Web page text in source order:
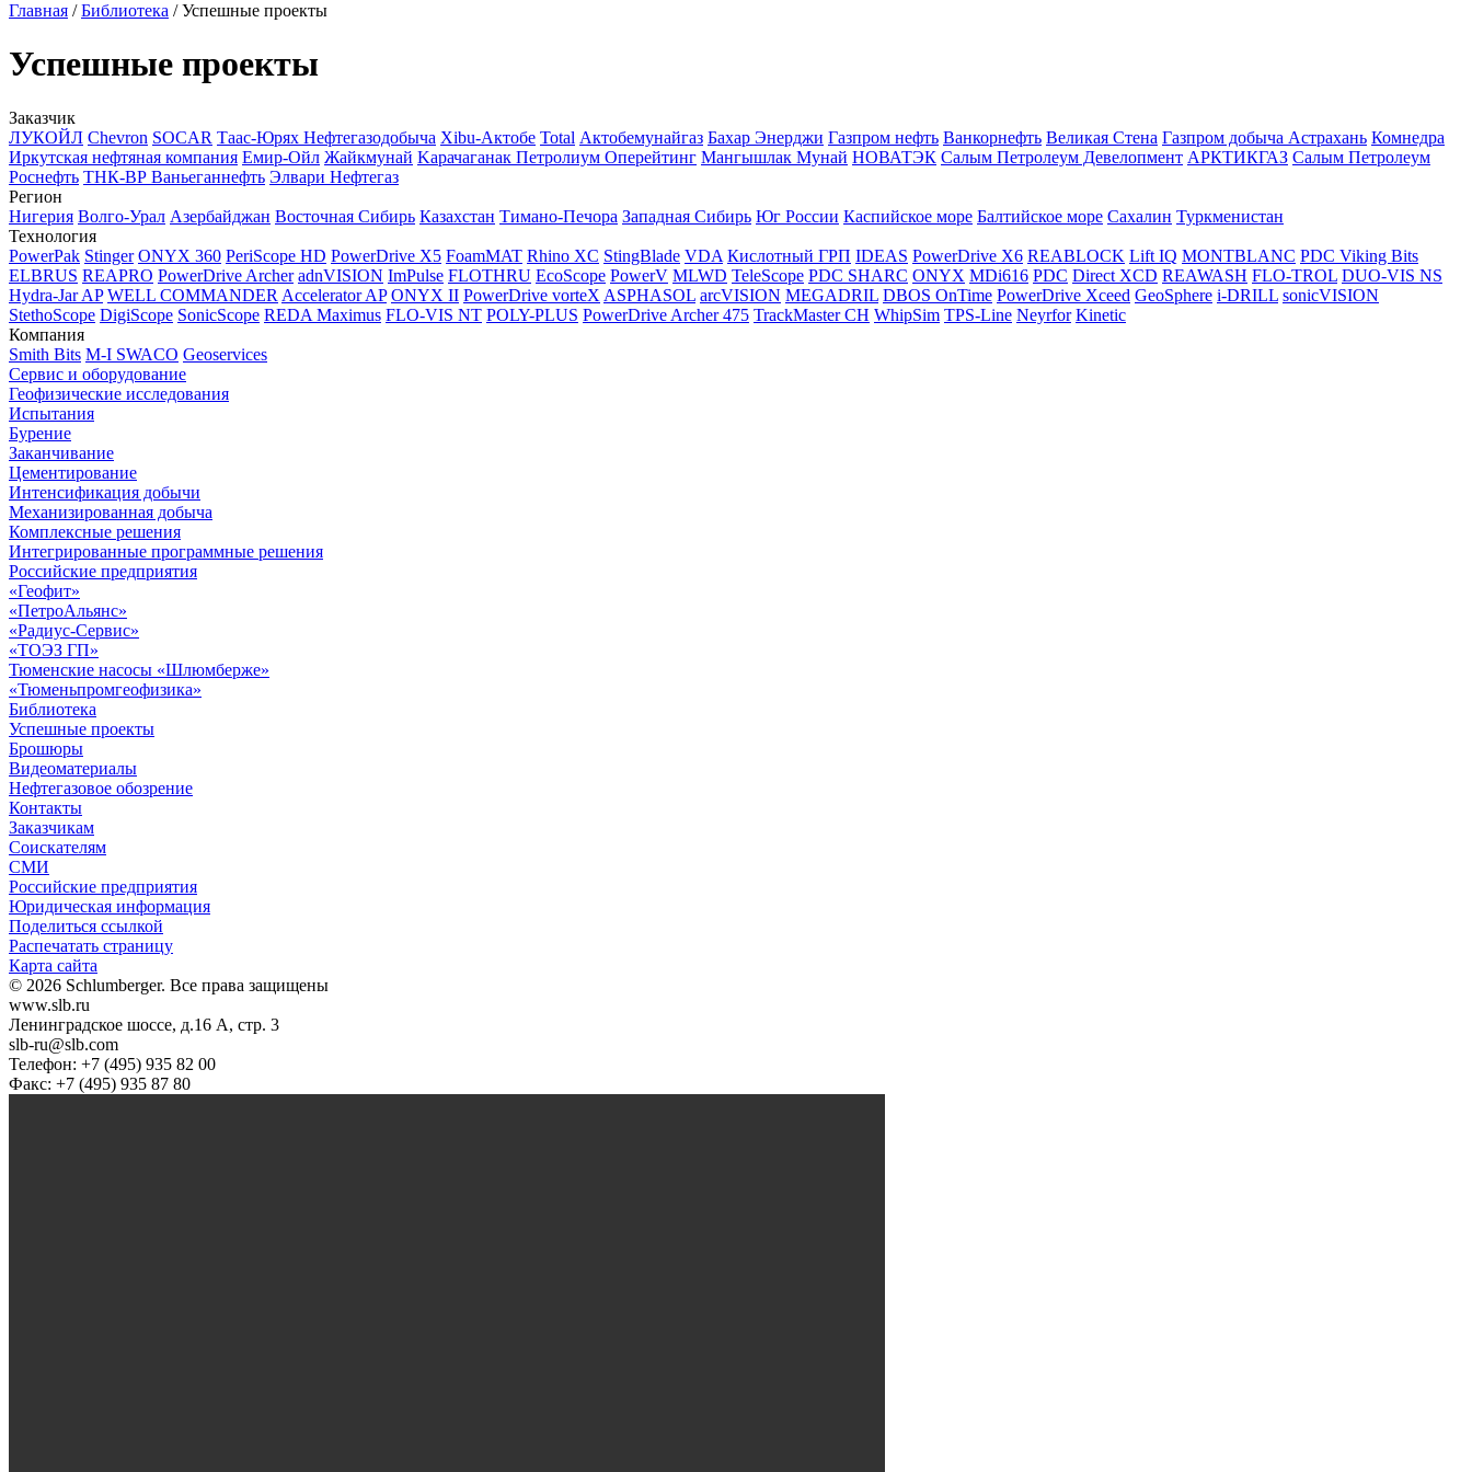
Главная /Библиотека /Успешные проекты
Успешные проекты
Заказчик
ЛУКОЙЛ Chevron SOCAR Таас-Юрях Нефтегазодобыча Xibu-Актобе Total Актобемунайгаз Бахар Энерджи Газпром нефть Ванкорнефть Великая Стена Газпром добыча Астрахань Комнедра
Иркутская нефтяная компания Емир-Ойл Жайкмунай Kарачаганак Петролиум Оперейтинг Мангышлак Мунай НОВАТЭК Салым Петролеум Девелопмент АРКТИКГАЗ Салым Петролеум
Роснефть ТНК-ВР Ваньеганнефть Элвари Нефтегаз
Регион
Нигерия Волго-Урал Азербайджан Восточная Сибирь Казахстан Тимано-Печора Западная Сибирь Юг России Каспийское море Балтийское море Сахалин Туркменистан
Технология
PowerPak Stinger ONYX 360 PeriScope HD PowerDrive X5 FoamMAT Rhino XC StingBlade VDA Кислотный ГРП IDEAS PowerDrive X6 REABLOCK Lift IQ MONTBLANC PDC Viking Bits
ELBRUS REAPRO PowerDrive Archer adnVISION ImPulse FLOTHRU EcoScope PowerV MLWD TeleScope PDC SHARC ONYX MDi616 PDC Direct XCD REAWASH FLO-TROL DUO-VIS NS
Hydra-Jar AP WELL COMMANDER Accelerator AP ONYX II PowerDrive vorteX ASPHASOL arcVISION MEGADRIL DBOS OnTime PowerDrive Xceed GeoSphere i-DRILL sonicVISION
StethoScope DigiScope SonicScope REDA Maximus FLO-VIS NT POLY-PLUS PowerDrive Archer 475 TrackMaster CH WhipSim TPS-Line Neyrfor Kinetic
Компания
Smith Bits M-I SWACO Geoservices
Сервис и оборудование
Геофизические исследования
Испытания
Бурение
Заканчивание
Цементирование
Интенсификация добычи
Механизированная добыча
Комплексные решения
Интегрированные программные решения
Российские предприятия
«Геофит»
«ПетроАльянс»
«Радиус-Сервис»
«ТОЭЗ ГП»
Тюменские насосы «Шлюмберже»
«Тюменьпромгеофизика»
Библиотека
Успешные проекты
Брошюры
Видеоматериалы
Нефтегазовое обозрение
Контакты
Заказчикам
Соискателям
СМИ
Российские предприятия
Юридическая информация
Поделиться ссылкой
Распечатать страницу
Карта сайта
© 2026 Schlumberger. Все права защищены
www.slb.ru
Ленинградское шоссе, д.16 А, стр. 3
slb-ru@slb.com
Телефон: +7 (495) 935 82 00
Факс: +7 (495) 935 87 80